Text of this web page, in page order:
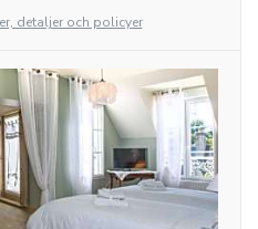
detaljer och policyer